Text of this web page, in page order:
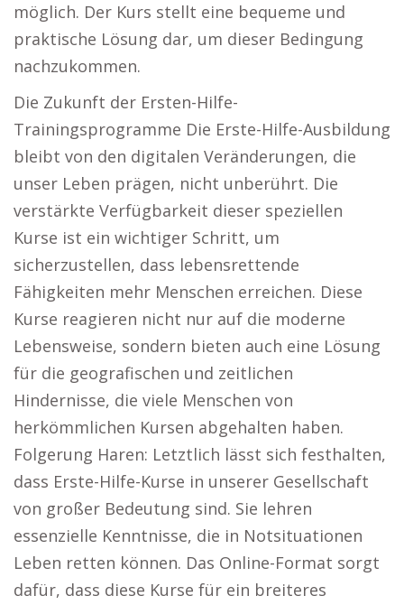
möglich. Der Kurs stellt eine bequeme und
praktische Lösung dar, um dieser Bedingung
nachzukommen.
Die Zukunft der Ersten-Hilfe-
Trainingsprogramme Die Erste-Hilfe-Ausbildung
bleibt von den digitalen Veränderungen, die
unser Leben prägen, nicht unberührt. Die
verstärkte Verfügbarkeit dieser speziellen
Kurse ist ein wichtiger Schritt, um
sicherzustellen, dass lebensrettende
Fähigkeiten mehr Menschen erreichen. Diese
Kurse reagieren nicht nur auf die moderne
Lebensweise, sondern bieten auch eine Lösung
für die geografischen und zeitlichen
Hindernisse, die viele Menschen von
herkömmlichen Kursen abgehalten haben.
Folgerung Haren: Letztlich lässt sich festhalten,
dass Erste-Hilfe-Kurse in unserer Gesellschaft
von großer Bedeutung sind. Sie lehren
essenzielle Kenntnisse, die in Notsituationen
Leben retten können. Das Online-Format sorgt
dafür, dass diese Kurse für ein breiteres